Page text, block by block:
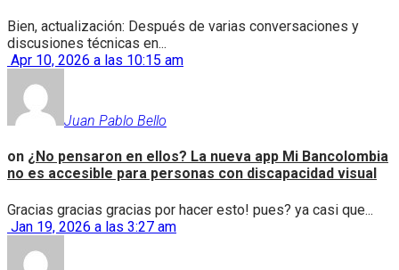
Bien, actualización: Después de varias conversaciones y
discusiones técnicas en...
Apr 10, 2026 a las 10:15 am
Juan Pablo Bello
on ¿No pensaron en ellos? La nueva app Mi Bancolombia
no es accesible para personas con discapacidad visual
Gracias gracias gracias por hacer esto! pues? ya casi que...
Jan 19, 2026 a las 3:27 am